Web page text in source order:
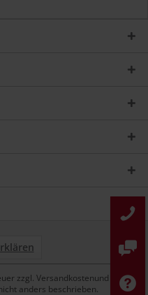
zzgl. Versandkostenund ggf.
anders beschrieben.